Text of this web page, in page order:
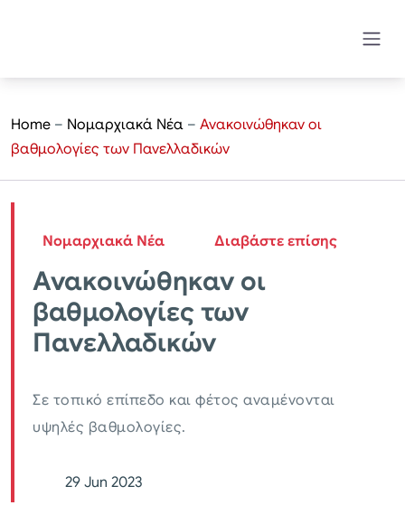
Home – Νομαρχιακά Νέα – Ανακοινώθηκαν οι
βαθμολογίες των Πανελλαδικών
Νομαρχιακά Νέα Διαβάστε επίσης
Ανακοινώθηκαν οι
βαθμολογίες των
Πανελλαδικών
Σε τοπικό επίπεδο και φέτος αναμένονται
υψηλές βαθμολογίες.
29 Jun 2023